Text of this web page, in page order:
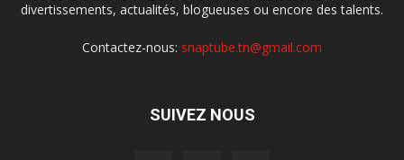
divertissements, actualités, blogueuses ou encore des talents.
Contactez-nous: snaptube.tn@gmail.com
SUIVEZ NOUS